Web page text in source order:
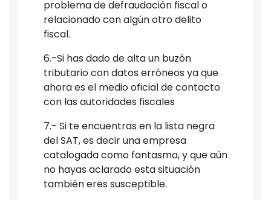
problema de defraudación fiscal o
relacionado con algún otro delito
fiscal.
6.-Si has dado de alta un buzón
tributario con datos erróneos ya que
ahora es el medio oficial de contacto
con las autoridades fiscales
7.- Si te encuentras en la lista negra
del SAT, es decir una empresa
catalogada como fantasma, y que aún
no hayas aclarado esta situación
también eres susceptible.